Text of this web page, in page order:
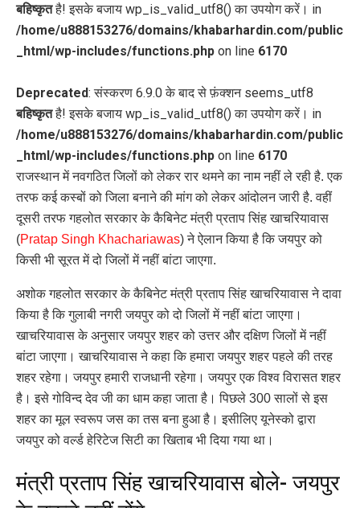
बहिष्कृतहै! इसके बजाय wp_is_valid_utf8() का उपयोग करें। in
/home/u888153276/domains/khabarhardin.com/public
_html/wp-includes/functions.php on line 6170
Deprecated: संस्करण 6.9.0 के बाद से फ़ंक्शन seems_utf8
बहिष्कृतहै! इसके बजाय wp_is_valid_utf8() का उपयोग करें। in
/home/u888153276/domains/khabarhardin.com/public
_html/wp-includes/functions.php on line 6170
राजस्थान में नवगठित जिलों को लेकर रार थमने का नाम नहीं ले रही है. एक
तरफ कई कस्बों को जिला बनाने की मांग को लेकर आंदोलन जारी है. वहीं
दूसरी तरफ गहलोत सरकार के कैबिनेट मंत्री प्रताप सिंह खाचरियावास
(Pratap Singh Khachariawas) ने ऐलान किया है कि जयपुर को
किसी भी सूरत में दो जिलों में नहीं बांटा जाएगा.
अशोक गहलोत सरकार के कैबिनेट मंत्री प्रताप सिंह खाचरियावास ने दावा
किया है कि गुलाबी नगरी जयपुर को दो जिलों में नहीं बांटा जाएगा।
खाचरियावास के अनुसार जयपुर शहर को उत्तर और दक्षिण जिलों में नहीं
बांटा जाएगा। खाचरियावास ने कहा कि हमारा जयपुर शहर पहले की तरह
शहर रहेगा। जयपुर हमारी राजधानी रहेगा। जयपुर एक विश्व विरासत शहर
है। इसे गोविन्द देव जी का धाम कहा जाता है। पिछले 300 सालों से इस
शहर का मूल स्वरूप जस का तस बना हुआ है। इसीलिए यूनेस्को द्वारा
जयपुर को वर्ल्ड हेरिटेज सिटी का खिताब भी दिया गया था।
मंत्री प्रताप सिंह खाचरियावास बोले- जयपुर